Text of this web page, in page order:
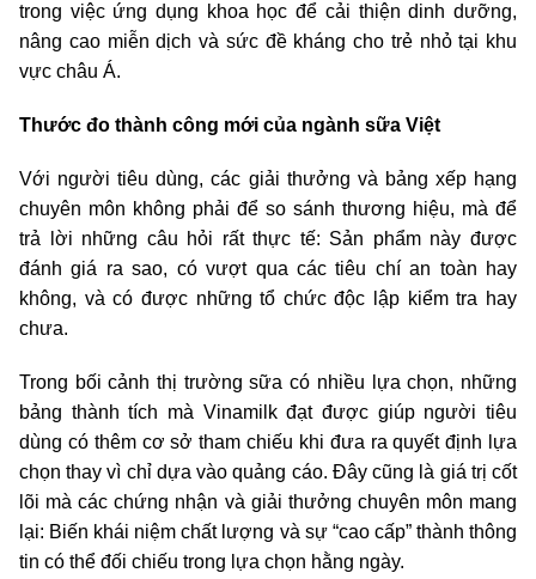
trong việc ứng dụng khoa học để cải thiện dinh dưỡng,
nâng cao miễn dịch và sức đề kháng cho trẻ nhỏ tại khu
vực châu Á.
Thước đo thành công mới của ngành sữa Việt
Với người tiêu dùng, các giải thưởng và bảng xếp hạng
chuyên môn không phải để so sánh thương hiệu, mà để
trả lời những câu hỏi rất thực tế: Sản phẩm này được
đánh giá ra sao, có vượt qua các tiêu chí an toàn hay
không, và có được những tổ chức độc lập kiểm tra hay
chưa.
Trong bối cảnh thị trường sữa có nhiều lựa chọn, những
bảng thành tích mà Vinamilk đạt được giúp người tiêu
dùng có thêm cơ sở tham chiếu khi đưa ra quyết định lựa
chọn thay vì chỉ dựa vào quảng cáo. Đây cũng là giá trị cốt
lõi mà các chứng nhận và giải thưởng chuyên môn mang
lại: Biến khái niệm chất lượng và sự “cao cấp” thành thông
tin có thể đối chiếu trong lựa chọn hằng ngày.